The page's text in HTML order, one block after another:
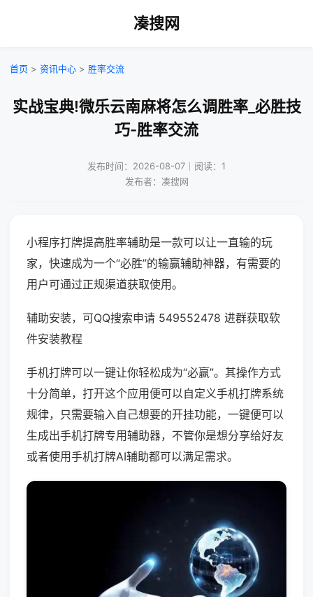
凑搜网
首页 > 资讯中心 > 胜率交流
实战宝典!微乐云南麻将怎么调胜率_必胜技
巧-胜率交流
发布时间：2026-08-07｜阅读：1
发布者：凑搜网
小程序打牌提高胜率辅助是一款可以让一直输的玩
家，快速成为一个“必胜”的输赢辅助神器，有需要的
用户可通过正规渠道获取使用。
辅助安装，可QQ搜索申请 549552478 进群获取软
件安装教程
手机打牌可以一键让你轻松成为“必赢”。其操作方式
十分简单，打开这个应用便可以自定义手机打牌系统
规律，只需要输入自己想要的开挂功能，一键便可以
生成出手机打牌专用辅助器，不管你是想分享给好友
或者使用手机打牌AI辅助都可以满足需求。